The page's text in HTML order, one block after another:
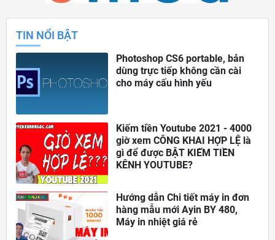
TIN NỔI BẬT
Photoshop CS6 portable, bản
dùng trực tiếp không cần cài
cho máy cấu hình yếu
Kiếm tiền Youtube 2021 - 4000
giờ xem CÔNG KHAI HỢP LỆ là
gì để được BẬT KIẾM TIỀN
KÊNH YOUTUBE?
Hướng dẫn Chi tiết máy in đơn
hàng mẫu mới Ayin BY 480,
Máy in nhiệt giá rẻ